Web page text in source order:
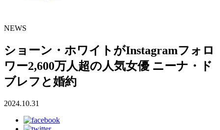
NEWS
ショーン・ホワイトがInstagramフォロ
ワー2,600万人超の人気女優 ニーナ・ド
ブレフと婚約
2024.10.31